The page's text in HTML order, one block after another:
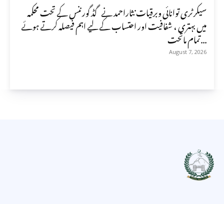
سیکرٹری توانائی وبرقیات نثاراحمد نے گڈ گورننس کے تحت محکمہ
میں بہتری ، شفافیت اور احتساب کے لیے اہم فیصلہ کرتے ہوئے
تمام ماتحت...
August 7, 2026